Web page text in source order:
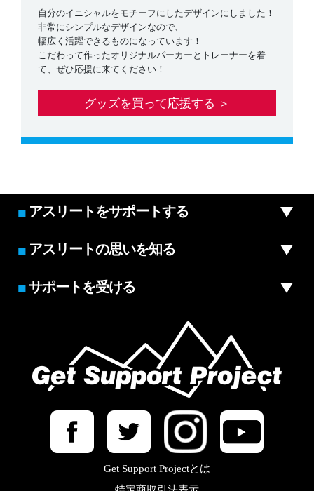
⾃分のイニシャルをモチーフにしたデザインにしました！
⾮常にシンプルなデザインなので、
幅広く活躍できるものになっています！
こだわって作ったオリジナルパーカーとトレーナーを着
て、ぜひ応援に来てください！
グッズを買って応援する ＞
■ アスリートをサポートする
■ アスリートの思いを知る
■サポートを受ける
Get Support Projectとは